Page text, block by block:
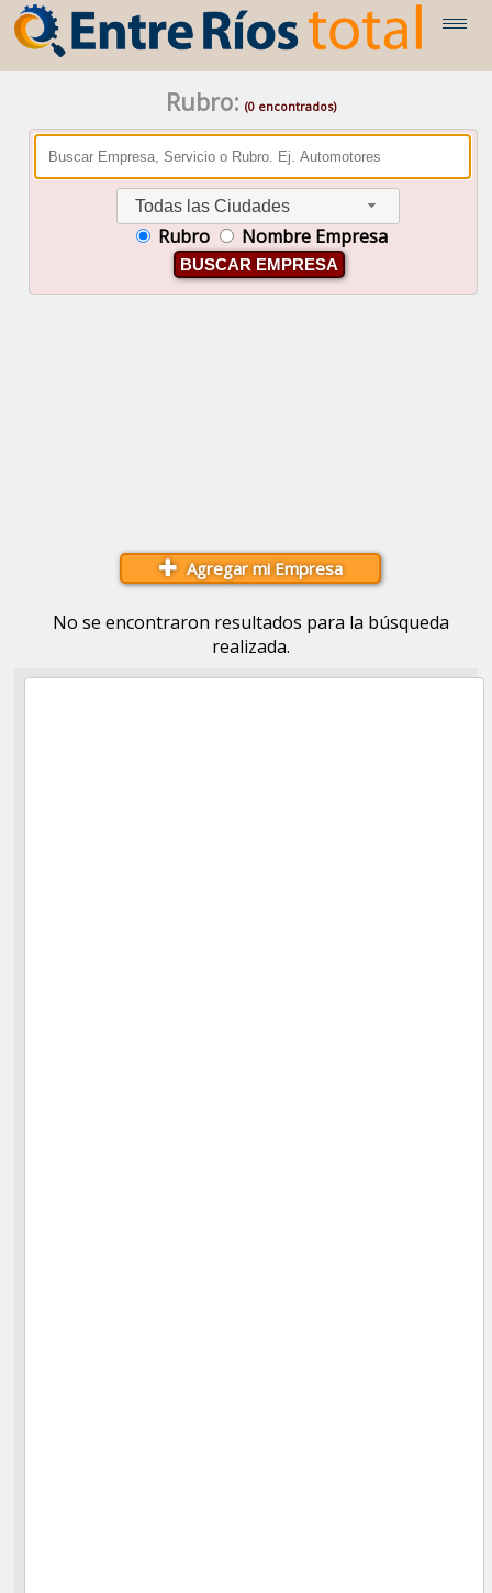
Rubro: (0 encontrados)
Todas las Ciudades
Rubro Nombre Empresa
BUSCAR EMPRESA
Agregar mi Empresa
No se encontraron resultados para la búsqueda
realizada.